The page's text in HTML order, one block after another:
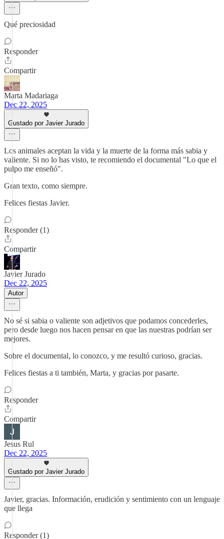
Qué preciosidad
Responder
Compartir
Marta Madariaga
Dec 22, 2025
Gustado por Javier Jurado
Los animales aceptan la vida y la muerte de la forma más sabia y
valiente. Si no lo has visto, te recomiendo el documental "Lo que el
pulpo me enseñó".
Gran texto, como siempre.
Felices fiestas Javier.
Responder (1)
Compartir
Javier Jurado
Dec 22, 2025
Autor
No sé si sabia o valiente son adjetivos que podamos concederles,
pero desde luego nos hacen pensar en que las nuestras podrían ser
mejores.
Sobre el documental, lo conozco, y me resultó curioso, gracias.
Felices fiestas a ti también, Marta, y gracias por pasarte.
Responder
Compartir
Jesus Rul
Dec 22, 2025
Gustado por Javier Jurado
Javier, gracias. Información, erudición y sentimiento con un lenguaje
que llega
Responder (1)